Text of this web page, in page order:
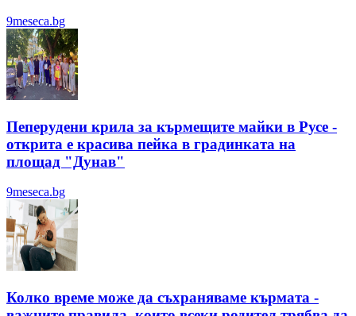
9meseca.bg
Пеперудени крила за кърмещите майки в Русе -
открита е красива пейка в градинката на
площад "Дунав"
9meseca.bg
Колко време може да съхраняваме кърмата -